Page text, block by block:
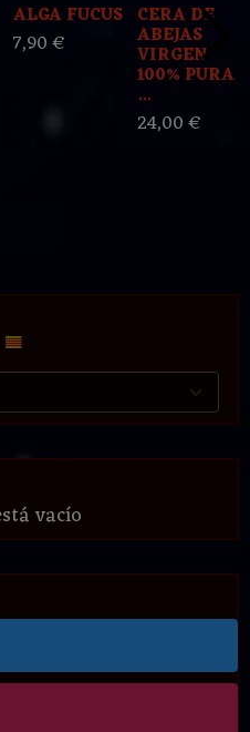
vacío
ALGA FUCUS
7,90 €
CERA DE
ABEJAS
VIRGEN
100% PURA
...
24,00 €